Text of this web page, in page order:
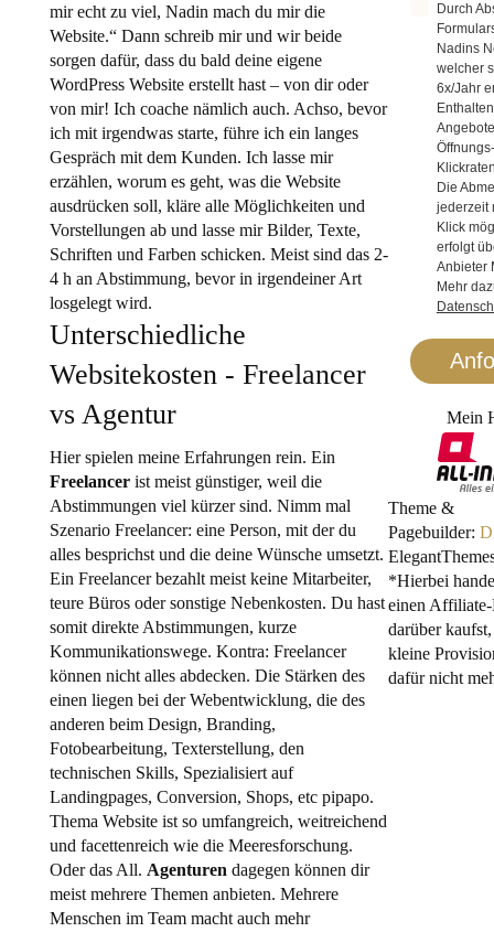
mir echt zu viel, Nadin mach du mir die
Website.“ Dann schreib mir und wir beide
sorgen dafür, dass du bald deine eigene
WordPress Website erstellt hast – von dir oder
von mir! Ich coache nämlich auch. Achso, bevor
ich mit irgendwas starte, führe ich ein langes
Gespräch mit dem Kunden. Ich lasse mir
erzählen, worum es geht, was die Website
ausdrücken soll, kläre alle Möglichkeiten und
Vorstellungen ab und lasse mir Bilder, Texte,
Schriften und Farben schicken. Meist sind das 2-
4 h an Abstimmung, bevor in irgendeiner Art
losgelegt wird.
Unterschiedliche
Websitekosten - Freelancer
vs Agentur
Hier spielen meine Erfahrungen rein. Ein
Freelancerist meist günstiger, weil die
Abstimmungen viel kürzer sind. Nimm mal
Szenario Freelancer: eine Person, mit der du
alles besprichst und die deine Wünsche umsetzt.
Ein Freelancer bezahlt meist keine Mitarbeiter,
teure Büros oder sonstige Nebenkosten. Du hast
somit direkte Abstimmungen, kurze
Kommunikationswege. Kontra: Freelancer
können nicht alles abdecken. Die Stärken des
einen liegen bei der Webentwicklung, die des
anderen beim Design, Branding,
Fotobearbeitung, Texterstellung, den
technischen Skills, Spezialisiert auf
Landingpages, Conversion, Shops, etc pipapo.
Thema Website ist so umfangreich, weitreichend
und facettenreich wie die Meeresforschung.
Oder das All. Agenturen dagegen können dir
meist mehrere Themen anbieten. Mehrere
Menschen im Team macht auch mehr
Durch
Nadins
welcher
6x/Jahr
Die
jederzeit
Klick
erfolgt
Anbieter
Mehr
Mein
Theme &
Pagebuilder:
*Hierbei
einen
darüber
kleine
dafür nicht